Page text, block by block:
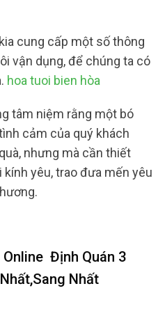
cung cấp một số thông
vận dụng, để chúng ta có
hoa tuoi bien hòa
tâm niệm rằng một bó
cảm của quý khách
nhưng mà cần thiết
yêu, trao đưa mến yêu
Định Quán 3
Nhất